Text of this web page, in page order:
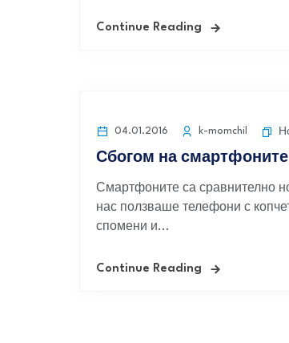
Continue Reading
04.01.2016 k-momchil
Сбогом на смартфоните
Смартфоните са сравнително
нас ползваше телефони с
спомени и...
Continue Reading